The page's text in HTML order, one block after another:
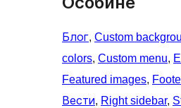
Блог, Custom
colors, Custom menu,
Featured images,
Вести, Right sidebar,